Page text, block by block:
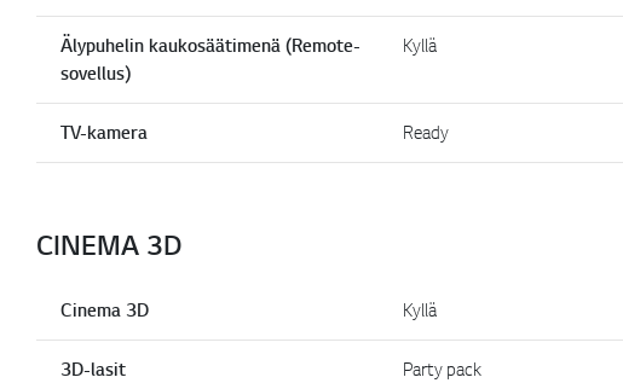
Älypuhelin kaukosäätimenä (Remote-
sovellus)
Kyllä
TV-kamera Ready
CINEMA 3D
Cinema 3D Kyllä
3D-lasit Party pack